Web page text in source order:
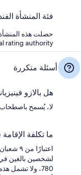
فئة المنشأة
rating authority.
أسئلة متكررة
هل بالازو
لا، يُسمح
ما تكلفة الإقامة
780، ولا تشمل